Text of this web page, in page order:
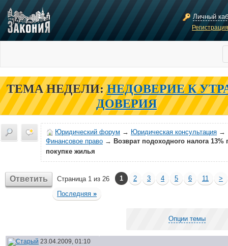
Личный
ТЕМА НЕДЕЛИ: НЕДОВЕРИЕ К
ДОВЕРИЯ
Юридический форум → Юридическая консультация →
Финансовое право → Возврат подоходного налога 13%
покупке жилья
Ответить Страница 1 из 26 1 2 3 4 5 6 11
>
Последняя »
Опции темы
23.04.2009, 01:10